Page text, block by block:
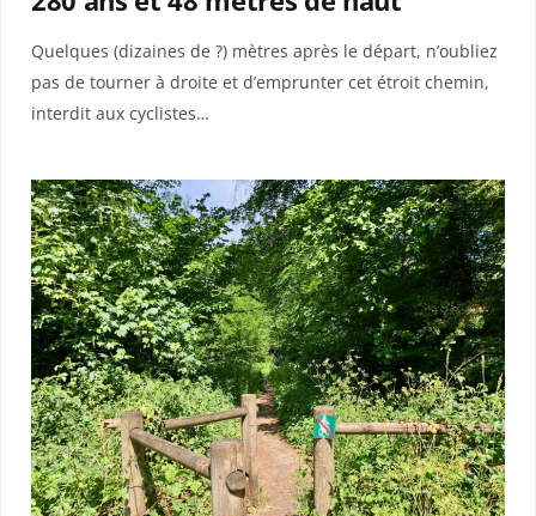
Quelques (dizaines de ?) mètres après le départ, n’oubliez
pas de tourner à droite et d’emprunter cet étroit chemin,
interdit aux cyclistes…